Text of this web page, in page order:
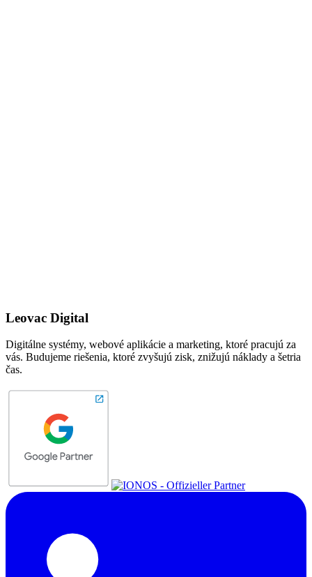
Leovac Digital
Digitálne systémy, webové aplikácie a marketing, ktoré pracujú za
vás. Budujeme riešenia, ktoré zvyšujú zisk, znižujú náklady a šetria
čas.